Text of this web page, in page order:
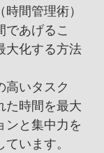
間管理術）
であげるこ
大化する方法
高いタスク
た時間を最大
ンと集中力を
います。